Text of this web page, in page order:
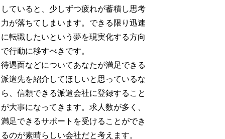
していると、少しずつ疲れが蓄積し思考
力が落ちてしまいます。できる限り迅速
に転職したいという夢を現実化する方向
で行動に移すべきです。
待遇面などについてあなたが満足できる
派遣先を紹介してほしいと思っているな
ら、信頼できる派遣会社に登録すること
が大事になってきます。求人数が多く、
満足できるサポートを受けることができ
るのが素晴らしい会社だと考えます。